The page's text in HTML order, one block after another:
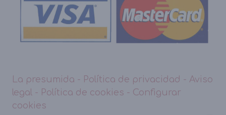
La presumida - Política de privacidad - Aviso
legal - Política de cookies - Configurar
cookies